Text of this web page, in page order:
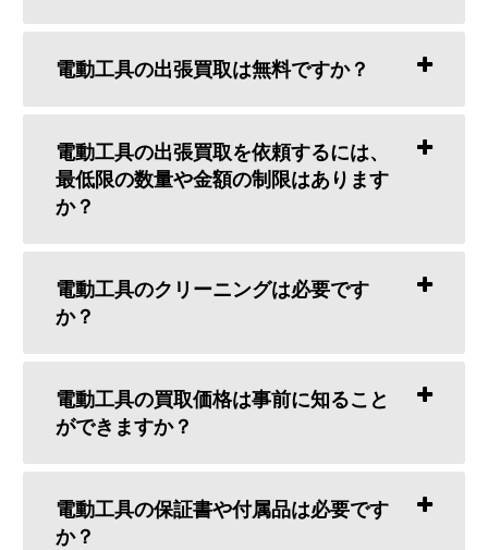
電動工具の出張買取は無料ですか？
電動工具の出張買取を依頼するには、
最低限の数量や金額の制限はあります
か？
電動工具のクリーニングは必要です
か？
電動工具の買取価格は事前に知ること
ができますか？
電動工具の保証書や付属品は必要です
か？